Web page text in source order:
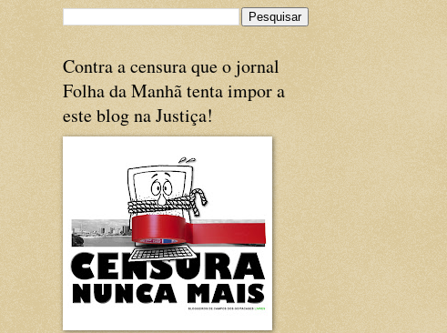
Contra a censura que o jornal
Folha da Manhã tenta impor a
este blog na Justiça!